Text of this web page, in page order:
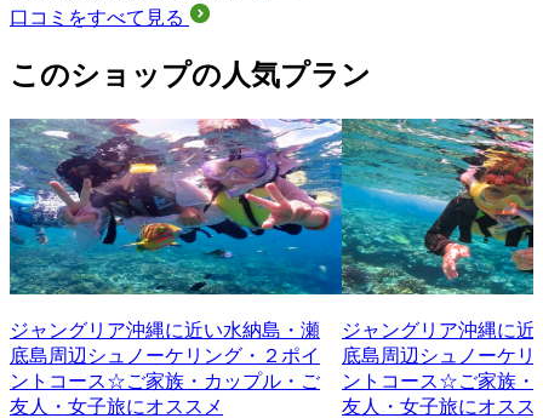
口コミをすべて見る
このショップの人気プラン
ジャングリア沖縄に近い水納島・瀬
底島周辺シュノーケリング・２ポイ
ントコース☆ご家族・カップル・ご
友人・女子旅にオススメ
ジャングリア沖縄に近
底島周辺シュノーケリ
ントコース☆ご家族・
友人・女子旅にオスス